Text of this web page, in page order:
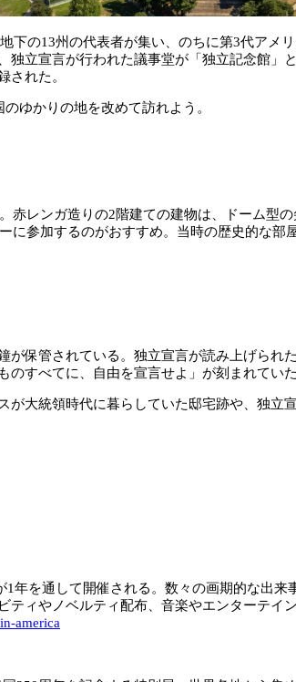
下の13州の代表者が集い、のちに第3代アメ
立宣言が行われた議事堂が「独立記念館
された。
ゆかりの地を改めて訪れよう。
赤レンガ造りの2階建ての建物は、ドーム型
に参加するのがおすすめ。当時の歴史的な
保管されている。独立宣言が読み上げら
すべてに、自由を宣言せよ」が刻まれてい
大統領時代に暮らしていた邸宅跡や、独
年を通して開催される。数々の画期的な出
ィやノベルティ配布、音楽やエンターテイ
america